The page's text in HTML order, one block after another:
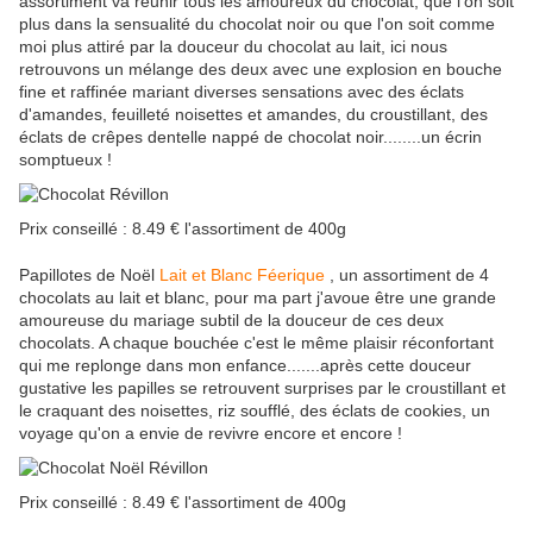
plus dans la sensualité du chocolat noir ou que l'on soit comme
moi plus attiré par la douceur du chocolat au lait, ici nous
retrouvons un mélange des deux avec une explosion en bouche
fine et raffinée mariant diverses sensations avec des éclats
d'amandes, feuilleté noisettes et amandes, du croustillant, des
éclats de crêpes dentelle nappé de chocolat noir........un écrin
somptueux !
Prix conseillé : 8.49 € l'assortiment de 400g
Papillotes de Noël Lait et Blanc Féerique , un assortiment de 4
chocolats au lait et blanc, pour ma part j'avoue être une grande
amoureuse du mariage subtil de la douceur de ces deux
chocolats. A chaque bouchée c'est le même plaisir réconfortant
qui me replonge dans mon enfance.......après cette douceur
gustative les papilles se retrouvent surprises par le croustillant et
le craquant des noisettes, riz soufflé, des éclats de cookies, un
voyage qu'on a envie de revivre encore et encore !
Prix conseillé : 8.49 € l'assortiment de 400g